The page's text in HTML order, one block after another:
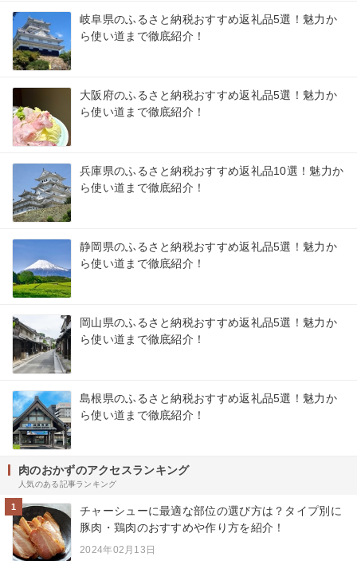
岐阜県のふるさと納税おすすめ返礼品5選！魅力か
ら使い道まで徹底紹介！
大阪府のふるさと納税おすすめ返礼品5選！魅力か
ら使い道まで徹底紹介！
兵庫県のふるさと納税おすすめ返礼品10選！魅力か
ら使い道まで徹底紹介！
静岡県のふるさと納税おすすめ返礼品5選！魅力か
ら使い道まで徹底紹介！
岡山県のふるさと納税おすすめ返礼品5選！魅力か
ら使い道まで徹底紹介！
島根県のふるさと納税おすすめ返礼品5選！魅力か
ら使い道まで徹底紹介！
肉のおかずのアクセスランキング
人気のある記事ランキング
1
チャーシューに最適な部位の選び方は？タイプ別に
豚肉・鶏肉のおすすめや作り方を紹介！
2024年02月13日